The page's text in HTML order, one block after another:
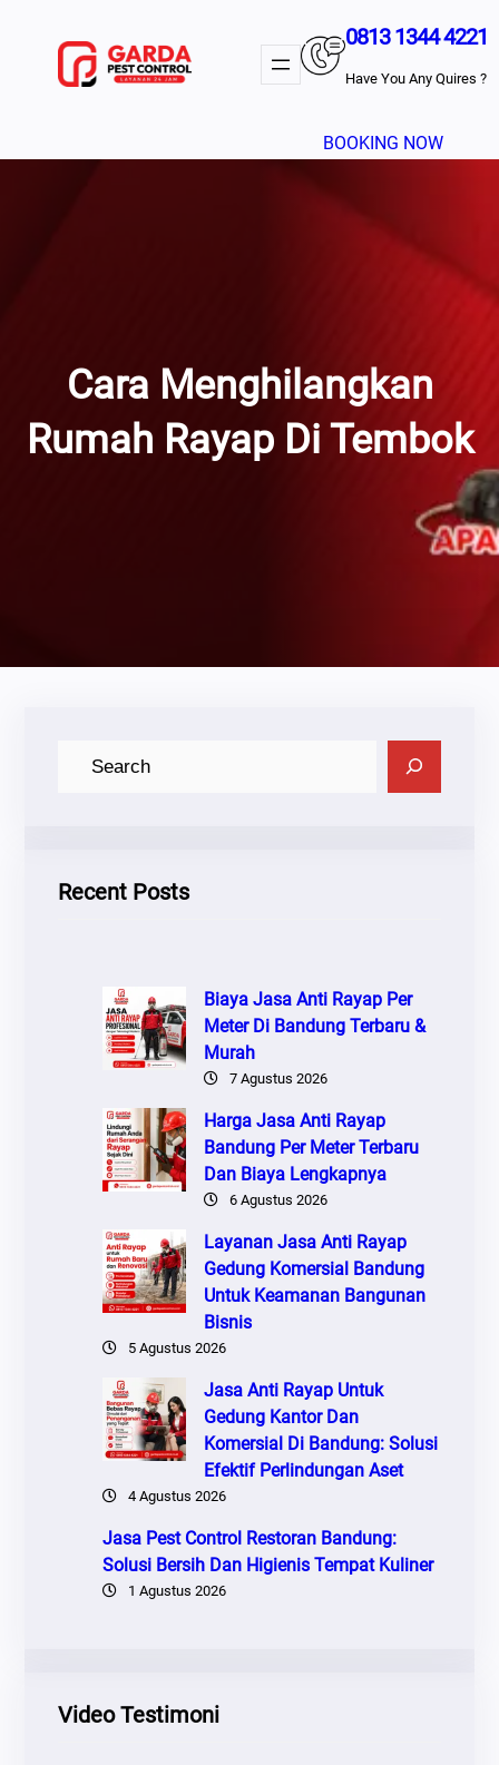
0813 1344 4221
Have You Any Quires ?
BOOKING NOW
Cara Menghilangkan
Rumah Rayap Di Tembok
Recent Posts
Biaya Jasa Anti Rayap Per
Meter Di Bandung Terbaru &
Murah
7 Agustus 2026
Harga Jasa Anti Rayap
Bandung Per Meter Terbaru
Dan Biaya Lengkapnya
6 Agustus 2026
Layanan Jasa Anti Rayap
Gedung Komersial Bandung
Untuk Keamanan Bangunan
Bisnis
5 Agustus 2026
Jasa Anti Rayap Untuk
Gedung Kantor Dan
Komersial Di Bandung: Solusi
Efektif Perlindungan Aset
4 Agustus 2026
Jasa Pest Control Restoran Bandung:
Solusi Bersih Dan Higienis Tempat Kuliner
1 Agustus 2026
Video Testimoni